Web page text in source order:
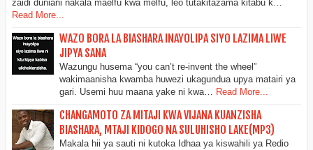
zaidi duniani nakala maelfu kwa melfu, leo tutakitazama kitabu k…
Read More...
WAZO BORA LA BIASHARA INAYOLIPA SIYO LAZIMA LIWE
JIPYA SANA
Wazungu husema “you can’t re-invent the wheel”
wakimaanisha kwamba huwezi ukagundua upya matairi ya
gari. Usemi huu maana yake ni kwa…
Read More...
CHANGAMOTO ZA MITAJI KWA VIJANA KUANZISHA
BIASHARA, MTAJI KIDOGO NA SULUHISHO LAKE(MP3)
Makala hii ya sauti ni kutoka Idhaa ya kiswahili ya Redio